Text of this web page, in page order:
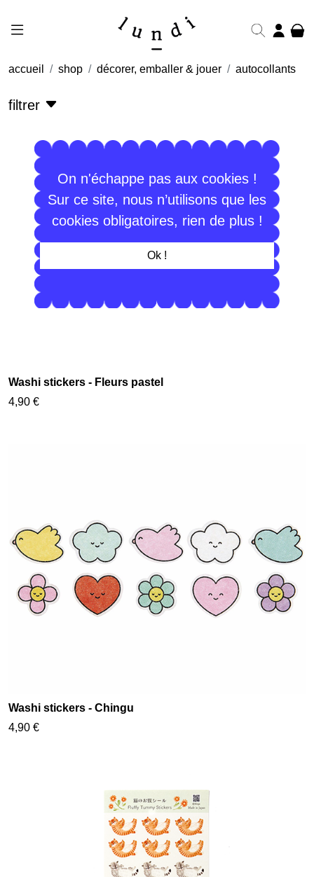
On n'échappe pas aux cookies !
Sur ce site, nous n’utilisons que les
cookies obligatoires, rien de plus !
Ok !
accueil shop décorer, emballer & jouer autocollants
filtrer
Washi stickers - Fleurs pastel
4,90 €
Washi stickers - Chingu
4,90 €